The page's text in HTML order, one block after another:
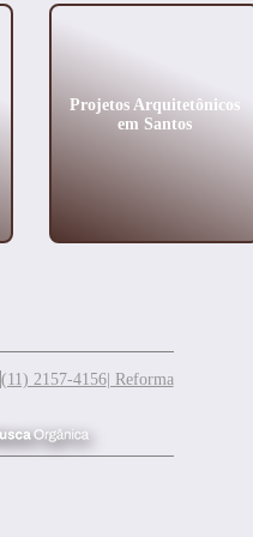
Projetos Arquitetônicos
em Santos
(11) 2157-4156| Reforma